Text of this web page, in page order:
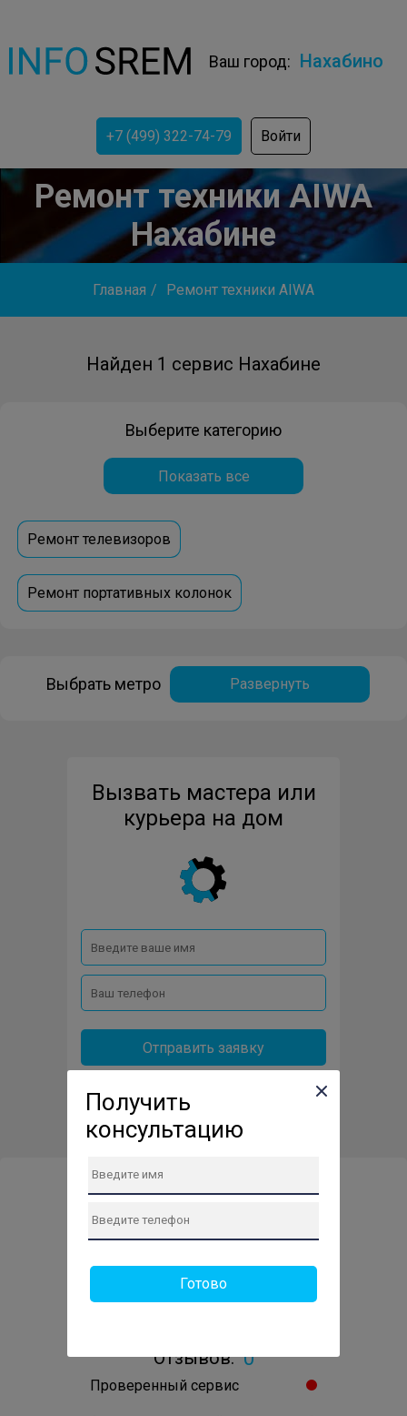
Ваш город: Нахабино
+7 (499) 322-74-79 Войти
Ремонт техники AIWA
Нахабине
Главная / Ремонт техники AIWA
Найден 1 сервис Нахабине
Выберите категорию
Показать все
Ремонт телевизоров
Ремонт портативных колонок
Выбрать метро Развернуть
Сервис-центр по ремонту
техники в Нахабино
Отзывов: 0
Проверенный сервис
Вызвать мастера или
курьера на дом
Отправить заявку
Получить
консультацию
Готово